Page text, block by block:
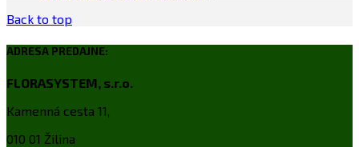
Back to top
ADRESA PREDAJNE:
FLORASYSTEM, s.r.o.
Kamenná cesta 11,
010 01 Žilina